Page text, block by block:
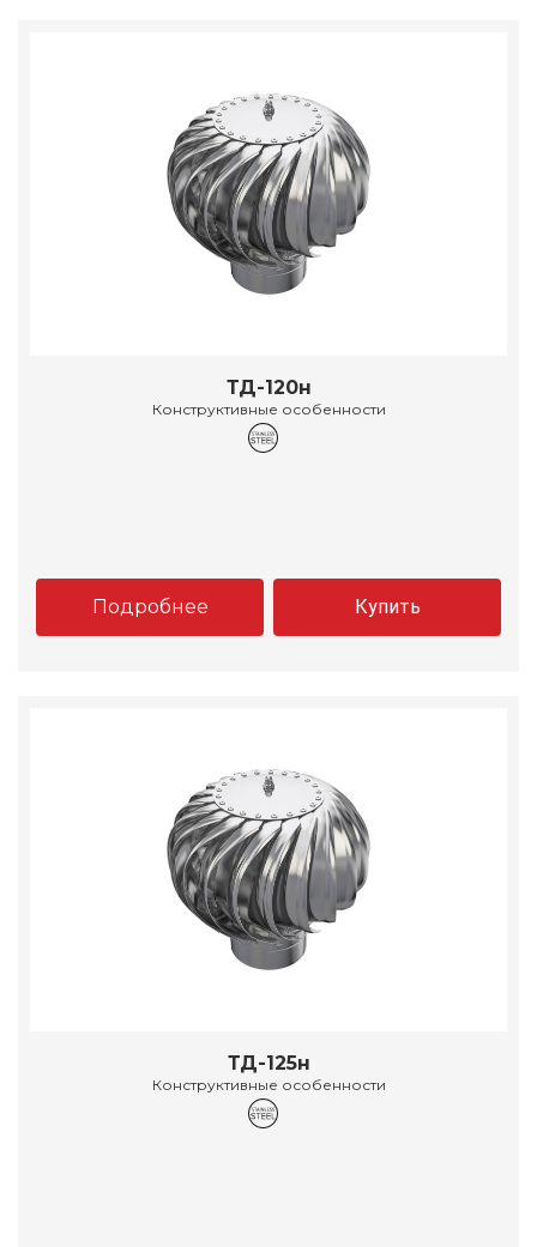
ТД-120н
Конструктивные особенности
Подробнее Купить
ТД-125н
Конструктивные особенности